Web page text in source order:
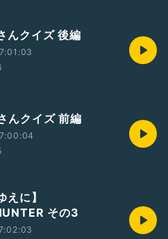
んクイズ 後編
んクイズ 前編
に】
その3